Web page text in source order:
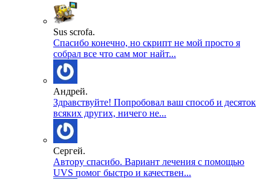
Sus scrofa.
Спасибо конечно, но скрипт не мой просто я
собрал все что сам мог найт...
Андрей.
Здравствуйте! Попробовал ваш способ и десяток
всяких других, ничего не...
Сергей.
Автору спасибо. Вариант лечения с помощью
UVS помог быстро и качествен...